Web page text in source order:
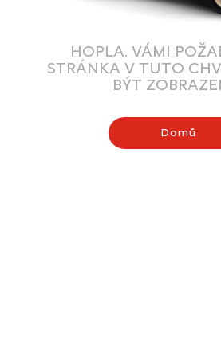
HOPLA. VÁMI
STRÁNKA V TUTO
BÝT
Domů